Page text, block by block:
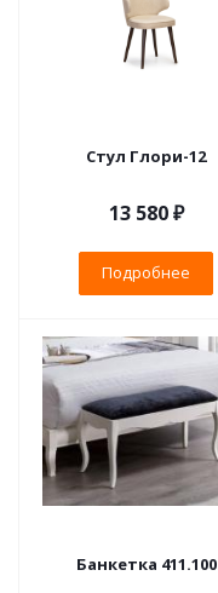
Стул Глори-12
13 580 ₽
Подробнее
Банкетка 411.100